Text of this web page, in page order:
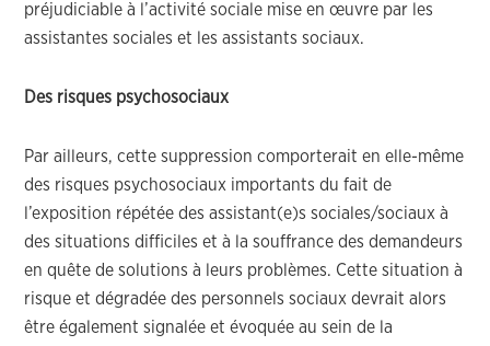
préjudiciable à l’activité sociale mise en œuvre par les
assistantes sociales et les assistants sociaux.
Des risques psychosociaux
Par ailleurs, cette suppression comporterait en elle-même
des risques psychosociaux importants du fait de
l’exposition répétée des assistant(e)s sociales/sociaux à
des situations difficiles et à la souffrance des demandeurs
en quête de solutions à leurs problèmes. Cette situation à
risque et dégradée des personnels sociaux devrait alors
être également signalée et évoquée au sein de la